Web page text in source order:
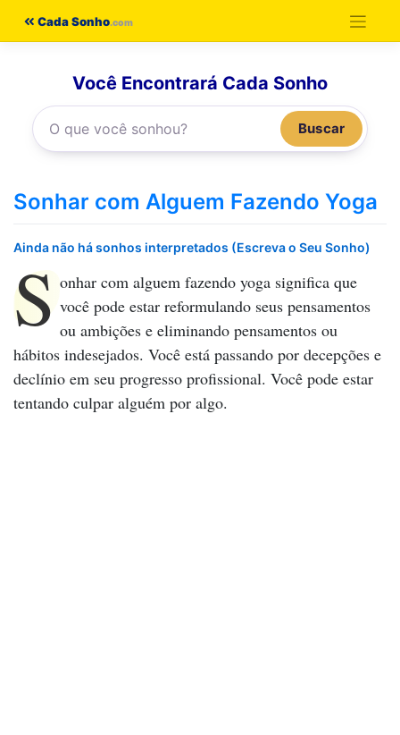
Cada Sonho
Você Encontrará Cada Sonho
Buscar
Sonhar com Alguem Fazendo Yoga
Ainda não há sonhos interpretados (Escreva o Seu Sonho)
S onhar com alguem fazendo yoga significa que
você pode estar reformulando seus pensamentos
ou ambições e eliminando pensamentos ou
hábitos indesejados. Você está passando por decepções e
declínio em seu progresso profissional. Você pode estar
tentando culpar alguém por algo.